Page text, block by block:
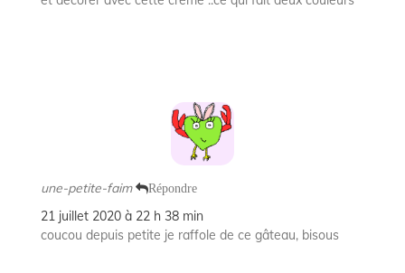
une-petite-faim Répondre
21 juillet 2020 à 22 h 38 min
coucou depuis petite je raffole de ce gâteau, bisous